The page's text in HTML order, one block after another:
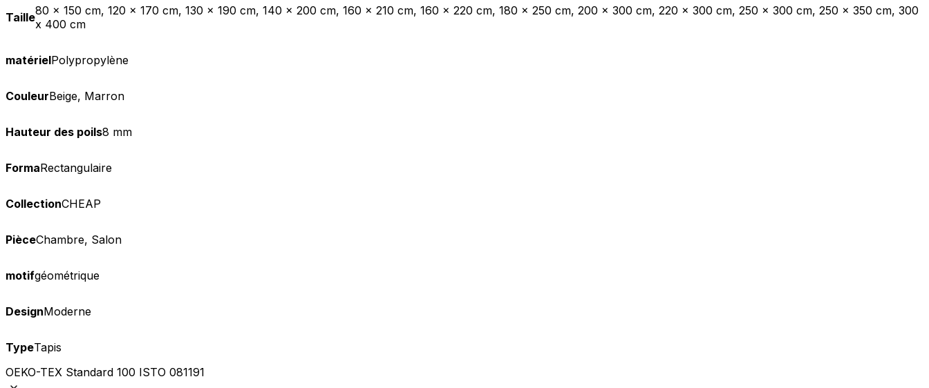
Taille80 x 150 cm, 120 x 170 cm, 130 x 190 cm, 140 x 200 cm, 160 x 210 cm, 160 x 220 cm, 180 x 250 cm, 200 x 300 cm, 220 x 300 cm, 250 x 300 cm, 250 x 350 cm, 300
x 400 cm
matérielPolypropylène
CouleurBeige, Marron
Hauteur des poils8 mm
FormaRectangulaire
CollectionCHEAP
PièceChambre, Salon
motifgéométrique
DesignModerne
TypeTapis
OEKO-TEX Standard 100 ISTO 081191
rapportant des informations de manière anonyme.